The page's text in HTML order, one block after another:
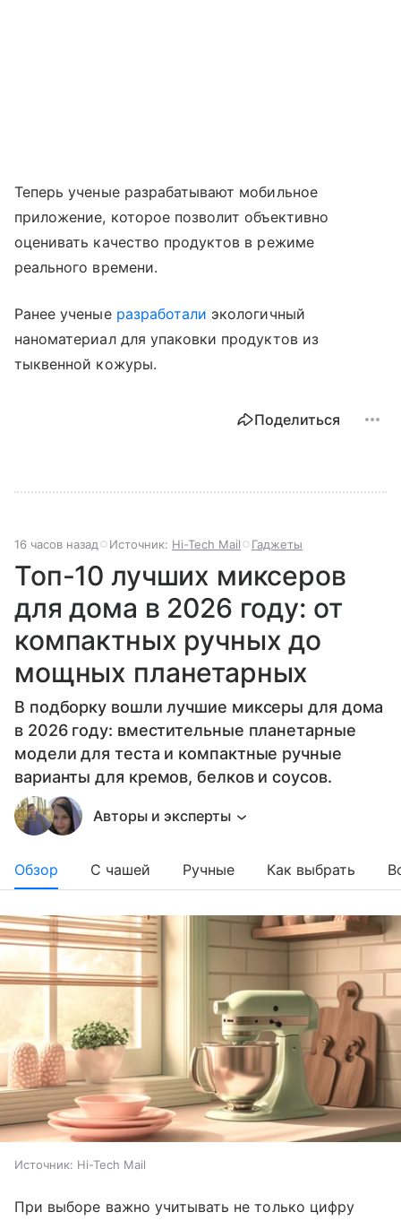
Теперь ученые разрабатывают мобильное
приложение, которое позволит объективно
оценивать качество продуктов в режиме
реального времени.
Ранее ученые разработали экологичный
наноматериал для упаковки продуктов из
тыквенной кожуры.
Поделиться
16 часов назад Источник: Hi-Tech Mail Гаджеты
Топ-10 лучших миксеров
для дома в 2026 году: от
компактных ручных до
мощных планетарных
В подборку вошли лучшие миксеры для дома
в 2026 году: вместительные планетарные
модели для теста и компактные ручные
варианты для кремов, белков и соусов.
Авторы и эксперты
Обзор С чашей Ручные Как выбрать
Источник: Hi-Tech Mail
При выборе важно учитывать не только цифру